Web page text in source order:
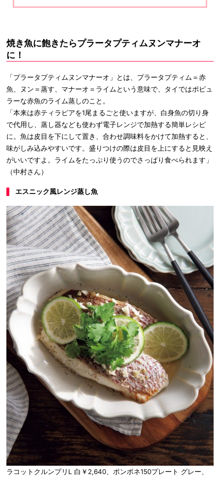
焼き魚に飽きたらプラータプティムヌンマナーオ
に！
「プラータプティムヌンマナーオ」とは、プラータプティム＝赤
魚、ヌン＝蒸す、マナーオ＝ライムという意味で、タイではポピュ
ラーな赤魚のライム蒸しのこと。
「本来は赤ティラピアを1尾まるごと使いますが、白身魚の切り身
で代用し、蒸し器なども使わず電子レンジで加熱する簡単レシピ
に。魚は皮目を下にして置き、合わせ調味料をかけて加熱すると、
味がしみ込みやすいです。盛りつけの際は皮目を上にすると見映え
がいいですよ。ライムをたっぷり使うのでさっぱり食べられます」
（中村さん）
エスニック風レンジ蒸し魚
ラコットクルンプリL 白￥2,640、ポンポネ150プレート グレー、